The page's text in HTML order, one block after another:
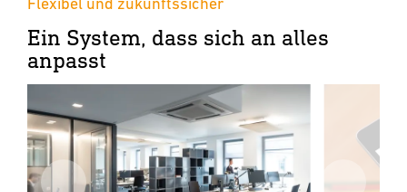
Ein System, dass sich an alles
anpasst